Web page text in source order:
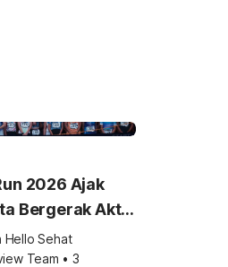
2026 Ajak
Bergerak Aktif
Lari
Hello Sehat
Team • 3